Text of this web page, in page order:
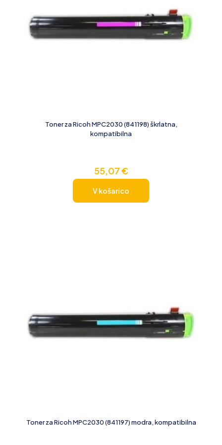
Toner za Ricoh MPC2030 (841198) škrlatna,
kompatibilna
55,07€
V košarico
Toner za Ricoh MPC2030 (841197) modra, kompatibilna